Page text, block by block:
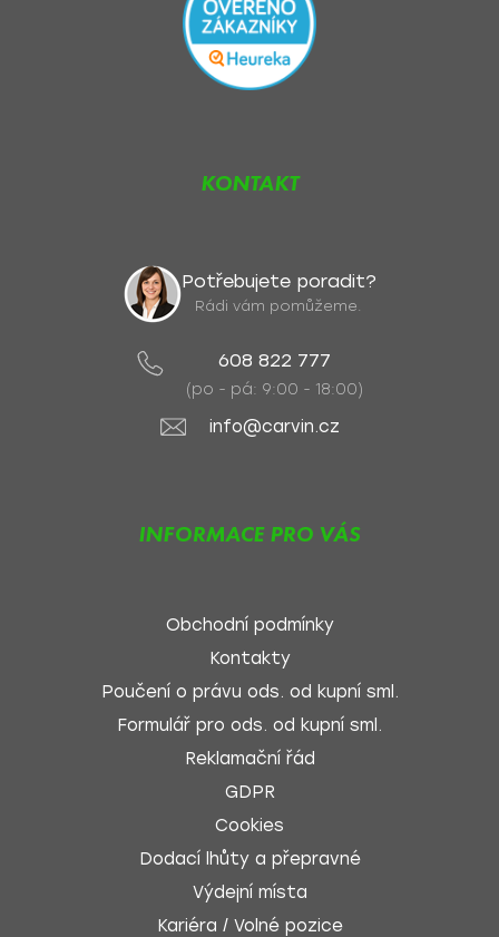
KONTAKT
Potřebujete poradit?
Rádi vám pomůžeme.
608 822 777
(po - pá: 9:00 - 18:00)
info@carvin.cz
INFORMACE PRO VÁS
Obchodní podmínky
Kontakty
Poučení o právu ods. od kupní sml.
Formulář pro ods. od kupní sml.
Reklamační řád
GDPR
Cookies
Dodací lhůty a přepravné
Výdejní místa
Kariéra / Volné pozice